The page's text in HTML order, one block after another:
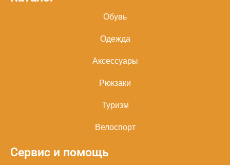
Обувь
Одежда
Аксессуары
Рюкзаки
Туризм
Велоспорт
Сервис и помощь